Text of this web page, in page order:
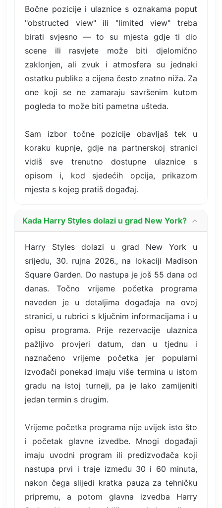
Bočne pozicije i ulaznice s oznakama poput
"obstructed view" ili "limited view" treba
birati svjesno — to su mjesta gdje ti dio
scene ili rasvjete može biti djelomično
zaklonjen, ali zvuk i atmosfera su jednaki
ostatku publike a cijena često znatno niža. Za
one koji se ne zamaraju savršenim kutom
pogleda to može biti pametna ušteda.
Sam izbor točne pozicije obavljaš tek u
koraku kupnje, gdje na partnerskoj stranici
vidiš sve trenutno dostupne ulaznice s
opisom i, kod sjedećih opcija, prikazom
mjesta s kojeg pratiš događaj.
Kada Harry Styles dolazi u grad New York?
Harry Styles dolazi u grad New York u
srijedu, 30. rujna 2026., na lokaciji Madison
Square Garden. Do nastupa je još 55 dana od
danas. Točno vrijeme početka programa
naveden je u detaljima događaja na ovoj
stranici, u rubrici s ključnim informacijama i u
opisu programa. Prije rezervacije ulaznica
pažljivo provjeri datum, dan u tjednu i
naznačeno vrijeme početka jer popularni
izvođači ponekad imaju više termina u istom
gradu na istoj turneji, pa je lako zamijeniti
jedan termin s drugim.
Vrijeme početka programa nije uvijek isto što
i početak glavne izvedbe. Mnogi događaji
imaju uvodni program ili predizvođača koji
nastupa prvi i traje između 30 i 60 minuta,
nakon čega slijedi kratka pauza za tehničku
pripremu, a potom glavna izvedba Harry